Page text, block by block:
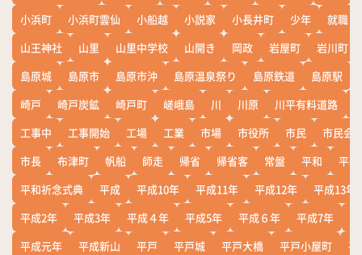
小浜町 小浜町雲仙 小船越 小説家 小長井町 少年
就職
山王神社
山里 山里中学校 山開き 岡政 岩屋町
岩川町
島原城
島原市 島原市沖 島原温泉祭り 島原鉄道 島原駅
崎戸
崎戸炭鉱 崎戸町 嵯峨島 川 川原 川平有料道路
工事中
工事開始 工場 工業 市場 市役所 市民
市民会
市長
布津町 帆船 師走 帰省 帰省客 常盤 平和
平
平和祈念式典
平成 平成10年 平成11年 平成12年
平成13年
平成2年
平成3年 平成４年 平成5年 平成６年 平成7年
平成元年
平成新山 平戸 平戸城 平戸大橋 平戸小屋町
平